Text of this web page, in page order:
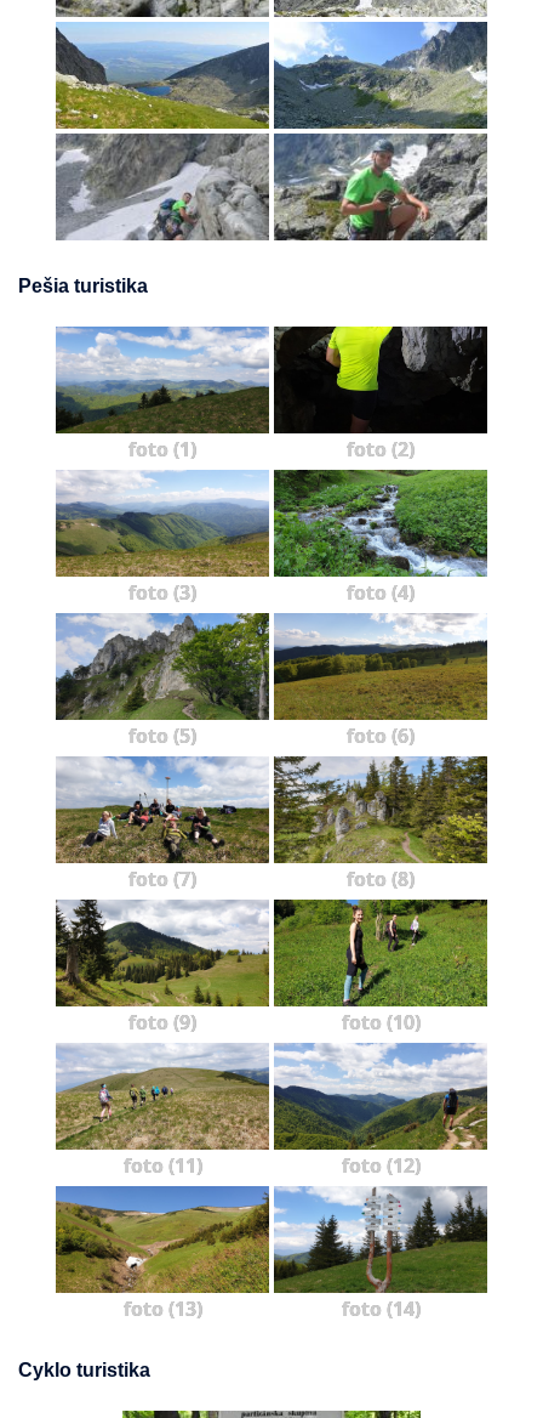
Pešia turistika
foto (1) foto (2)
foto (3) foto (4)
foto (5) foto (6)
foto (7) foto (8)
foto (9) foto (10)
foto (11) foto (12)
foto (13) foto (14)
Cyklo turistika